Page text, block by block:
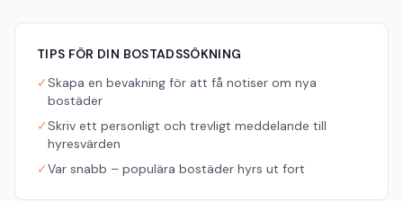
TIPS FÖR DIN BOSTADSSÖKNING
✓Skapa en bevakning för att få notiser om nya
bostäder
✓Skriv ett personligt och trevligt meddelande till
hyresvärden
✓Var snabb – populära bostäder hyrs ut fort